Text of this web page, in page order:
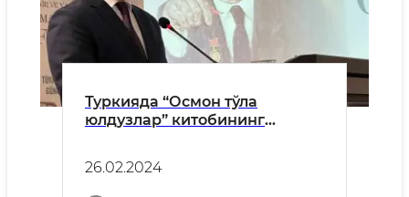
Туркияда “Осмон тўла
юлдузлар” китобининг
26.02.2024